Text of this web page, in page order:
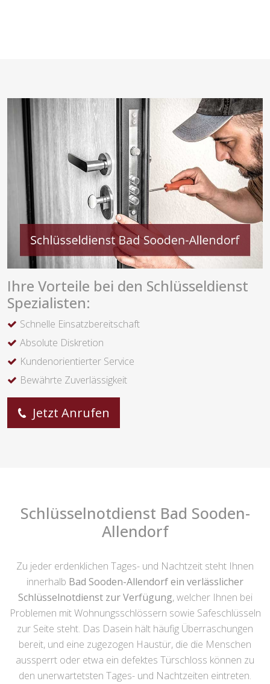
Ihre Vorteile bei den Schlüsseldienst
Spezialisten:
Schnelle Einsatzbereitschaft
Absolute Diskretion
Kundenorientierter Service
Bewährte Zuverlässigkeit
Jetzt Anrufen
Schlüsselnotdienst Bad Sooden-
Allendorf
Zu jeder erdenklichen Tages- und Nachtzeit steht Ihnen
innerhalb Bad Sooden-Allendorf ein verlässlicher
Schlüsselnotdienst zur Verfügung, welcher Ihnen bei
Problemen mit Wohnungsschlössern sowie Safeschlüsseln
zur Seite steht. Das Dasein hält häufig Überraschungen
bereit, und eine zugezogen Haustür, die die Menschen
aussperrt oder etwa ein defektes Türschloss können zu
den unerwartetsten Tages- und Nachtzeiten eintreten.